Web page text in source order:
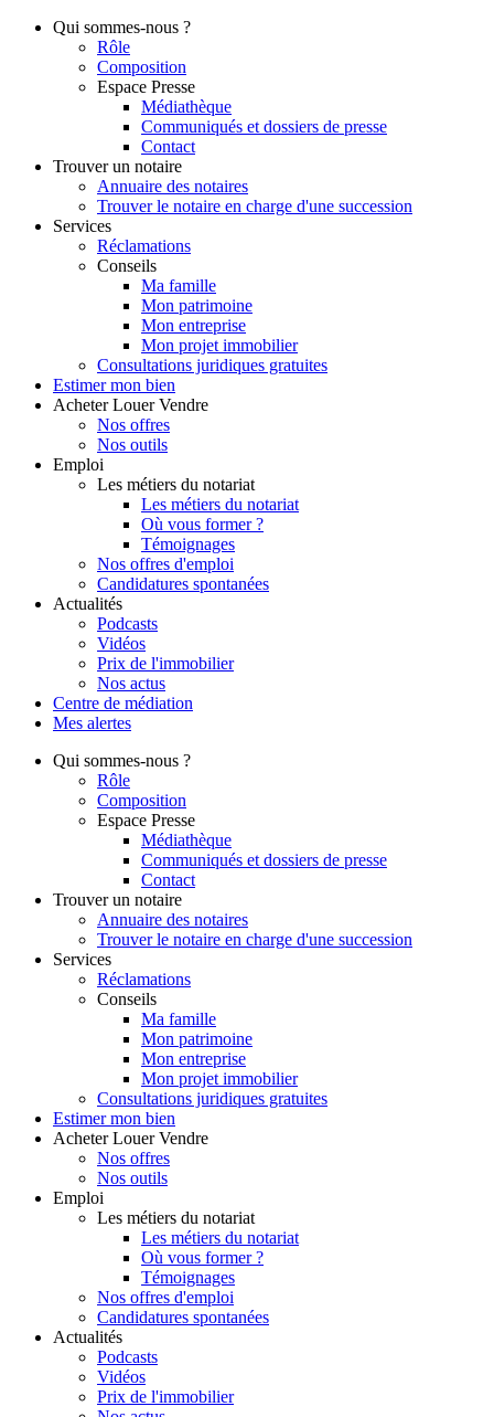
Qui sommes-nous ?
Rôle
Composition
Espace Presse
Médiathèque
Communiqués et dossiers de presse
Contact
Trouver un notaire
Annuaire des notaires
Trouver le notaire en charge d'une succession
Services
Réclamations
Conseils
Ma famille
Mon patrimoine
Mon entreprise
Mon projet immobilier
Consultations juridiques gratuites
Estimer mon bien
Acheter Louer Vendre
Nos offres
Nos outils
Emploi
Les métiers du notariat
Les métiers du notariat
Où vous former ?
Témoignages
Nos offres d'emploi
Candidatures spontanées
Actualités
Podcasts
Vidéos
Prix de l'immobilier
Nos actus
Centre de médiation
Mes alertes
Qui sommes-nous ?
Rôle
Composition
Espace Presse
Médiathèque
Communiqués et dossiers de presse
Contact
Trouver un notaire
Annuaire des notaires
Trouver le notaire en charge d'une succession
Services
Réclamations
Conseils
Ma famille
Mon patrimoine
Mon entreprise
Mon projet immobilier
Consultations juridiques gratuites
Estimer mon bien
Acheter Louer Vendre
Nos offres
Nos outils
Emploi
Les métiers du notariat
Les métiers du notariat
Où vous former ?
Témoignages
Nos offres d'emploi
Candidatures spontanées
Actualités
Podcasts
Vidéos
Prix de l'immobilier